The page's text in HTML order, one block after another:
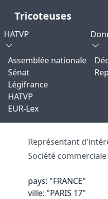
Tricoteuses
HATVP
Assemblée nationale
Sénat
Légifrance
HATVP
EUR-Lex
Représentant
Société commerciale
pays: "FRANCE"
ville: "PARIS 17"